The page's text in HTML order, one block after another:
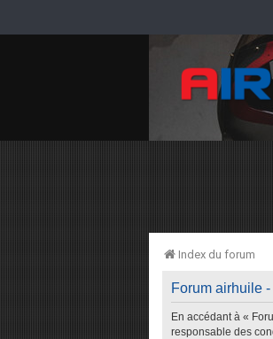
Index du forum
Forum airhuile
En accédant à «
responsable des